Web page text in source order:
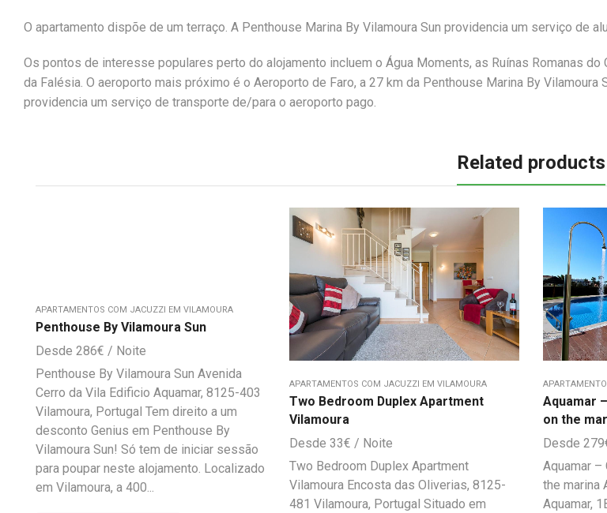
O apartamento dispõe de um terraço. A Penthouse Marina By Vilamoura Sun providencia um serviço de
Os pontos de interesse populares perto do alojamento incluem o Água Moments, as Ruínas Romanas do
da Falésia. O aeroporto mais próximo é o Aeroporto de Faro, a 27 km da Penthouse Marina By Vilamoura
providencia um serviço de transporte de/para o aeroporto pago.
Related products
APARTAMENTOS COM JACUZZI EM VILAMOURA
Penthouse By Vilamoura Sun
286€
Penthouse By Vilamoura Sun Avenida
Cerro da Vila Edificio Aquamar, 8125-403
Vilamoura, Portugal Tem direito a um
desconto Genius em Penthouse By
Vilamoura Sun! Só tem de iniciar sessão
para poupar neste alojamento. Localizado
em Vilamoura, a 400...
APARTAMENTOS COM JACUZZI EM VILAMOURA
Two Bedroom Duplex Apartment
Vilamoura
33€
Two Bedroom Duplex Apartment
Vilamoura Encosta das Oliverias, 8125-
481 Vilamoura, Portugal Situado em
Aquamar
on the
279
Aquamar
the marina
Aquamar,